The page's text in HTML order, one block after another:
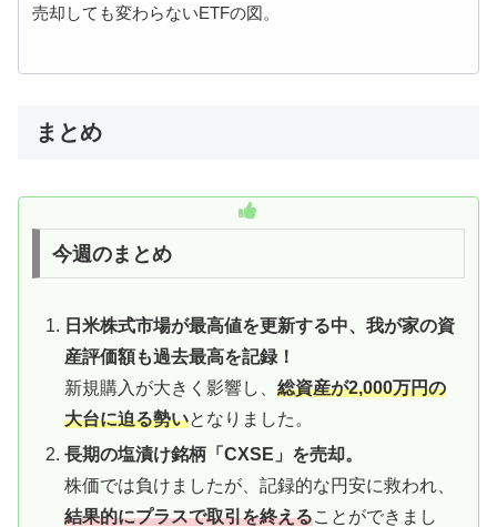
売却しても変わらないETFの図。
まとめ
今週のまとめ
日米株式市場が最高値を更新する中、我が家の資
産評価額も過去最高を記録！
新規購入が大きく影響し、総資産が2,000万円の
大台に迫る勢いとなりました。
長期の塩漬け銘柄「CXSE」を売却。
株価では負けましたが、記録的な円安に救われ、
結果的にプラスで取引を終えることができまし